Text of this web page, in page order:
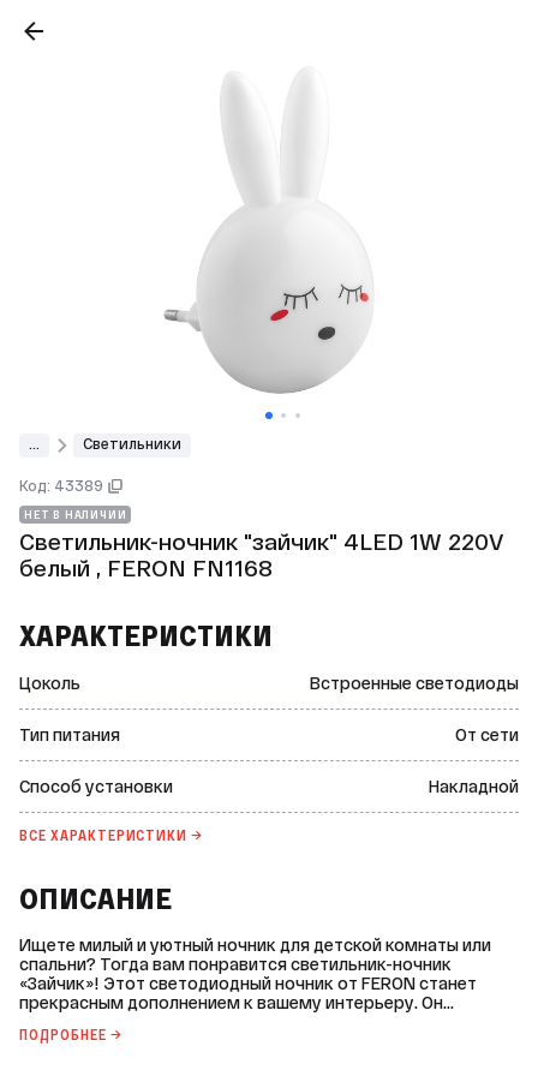
Светильники
Код: 43389
НЕТ В НАЛИЧИИ
Светильник-ночник "зайчик" 4LED 1W 220V
белый , FERON FN1168
ХАРАКТЕРИСТИКИ
Цоколь Встроенные светодиоды
Тип питания От сети
Способ установки Накладной
ВСЕ ХАРАКТЕРИСТИКИ →
ОПИСАНИЕ
Ищете милый и уютный ночник для детской комнаты или
спальни? Тогда вам понравится светильник-ночник
«Зайчик»! Этот светодиодный ночник от FERON станет
прекрасным дополнением к вашему интерьеру. Он
обеспечивает долговечность и безопасность
ПОДРОБНЕЕ →